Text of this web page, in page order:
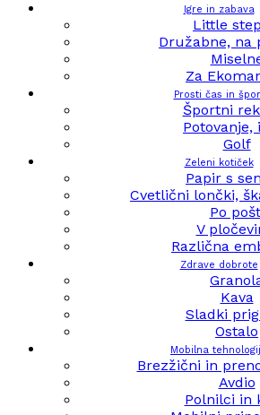
Igre in zabava
Little
Družabne, na
Za
Prosti čas in
Športni
Potovanje,
Golf
Zeleni kotiček
Papir s
Cvetlični lončki,
Po
V
Različna
Zdrave dobrote
Kava
Sladki
Ostalo
Mobilna
Brezžični in
Avdio
Polnilci in